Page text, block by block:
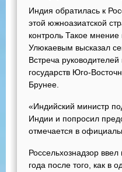
Индия обратилась к
этой южноазиатской
контроль Такое
Улюкаевым высказал
Встреча
государств Юго-
Брунее.
«Индийский министр
Индии и попросил
отмечается в
Россельхознадзор
года после того, как в